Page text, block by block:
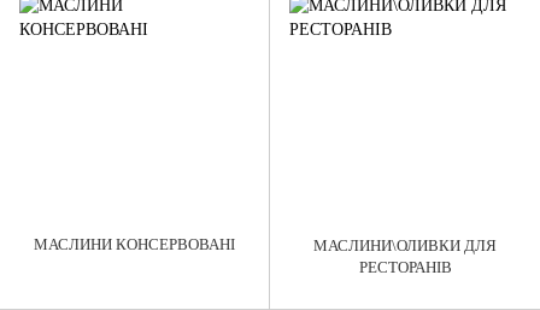
МАСЛИНИ КОНСЕРВОВАНІ
МАСЛИНИ\ОЛИВКИ ДЛЯ
РЕСТОРАНІВ